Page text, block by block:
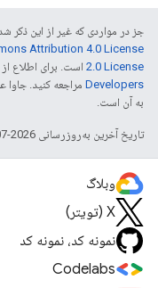
جز در مواردی که غیر از این
Attribution 4.0 License
2.0 License است. برای اطلاع از
Developers‏
به آن است.
تاریخ آخرین به‌روزرسانی 2026-07-30 به‌وقت ساعت هماهنگ جهانی.
وبلاگ
X (تویتر)
نمونه کد، نمونه کد
Codelabs